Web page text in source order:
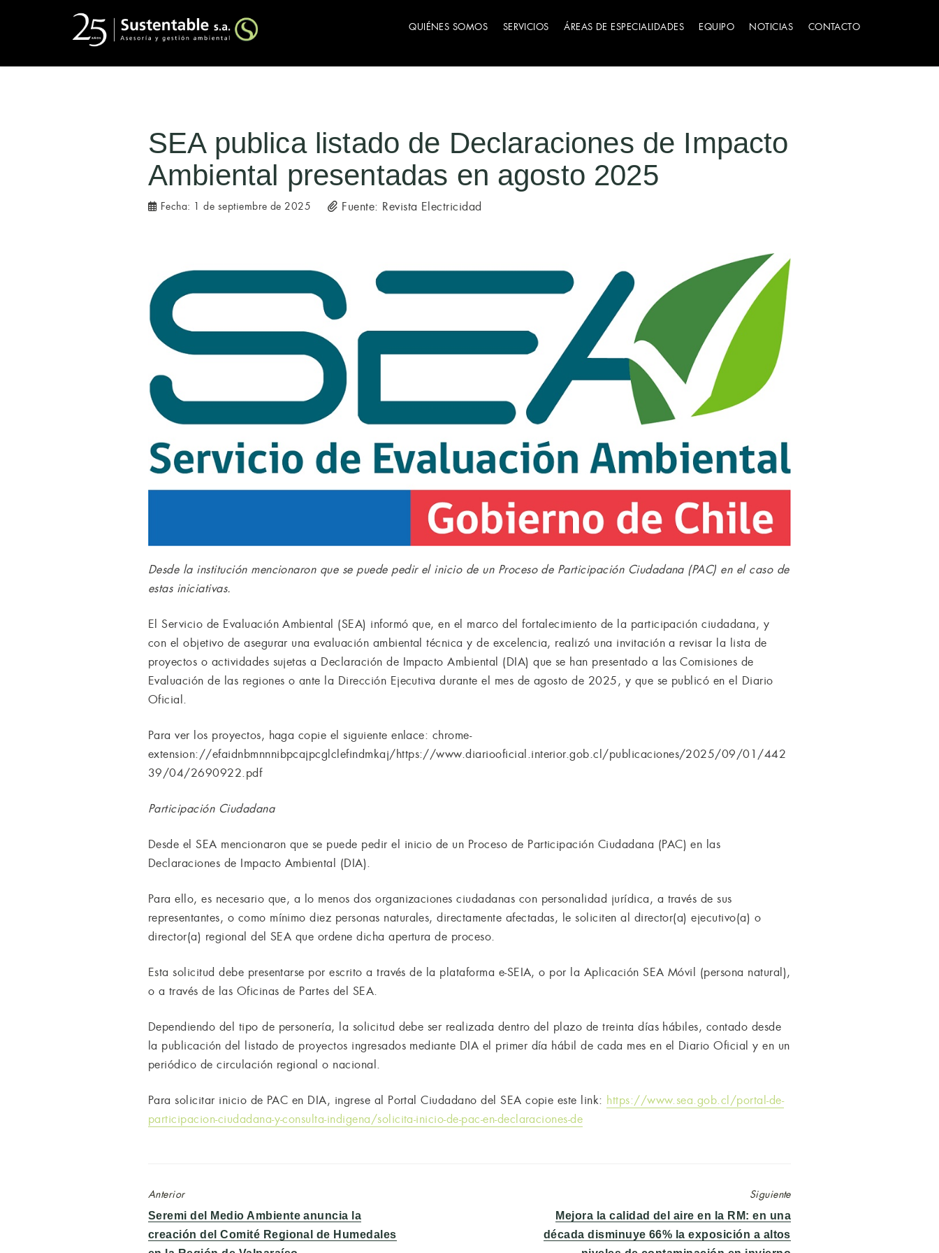
QUIÉNES SOMOS SERVICIOS ÁREAS DE ESPECIALIDADES EQUIPO NOTICIAS CONTACTO
SEA publica listado de Declaraciones de Impacto
Ambiental presentadas en agosto 2025
Fecha: 1 de septiembre de 2025 Fuente: Revista Electricidad
Desde la institución mencionaron que se puede pedir el inicio de un Proceso de Participación Ciudadana (PAC) en el caso de
estas iniciativas.
El Servicio de Evaluación Ambiental (SEA) informó que, en el marco del fortalecimiento de la participación ciudadana, y
con el objetivo de asegurar una evaluación ambiental técnica y de excelencia, realizó una invitación a revisar la lista de
proyectos o actividades sujetas a Declaración de Impacto Ambiental (DIA) que se han presentado a las Comisiones de
Evaluación de las regiones o ante la Dirección Ejecutiva durante el mes de agosto de 2025, y que se publicó en el Diario
Oficial.
Para ver los proyectos, haga copie el siguiente enlace: chrome-
extension://efaidnbmnnnibpcajpcglclefindmkaj/https://www.diariooficial.interior.gob.cl/publicaciones/2025/09/01/442
39/04/2690922.pdf
Participación Ciudadana
Desde el SEA mencionaron que se puede pedir el inicio de un Proceso de Participación Ciudadana (PAC) en las
Declaraciones de Impacto Ambiental (DIA).
Para ello, es necesario que, a lo menos dos organizaciones ciudadanas con personalidad jurídica, a través de sus
representantes, o como mínimo diez personas naturales, directamente afectadas, le soliciten al director(a) ejecutivo(a) o
director(a) regional del SEA que ordene dicha apertura de proceso.
Esta solicitud debe presentarse por escrito a través de la plataforma e-SEIA, o por la Aplicación SEA Móvil (persona natural),
o a través de las Oficinas de Partes del SEA.
Dependiendo del tipo de personería, la solicitud debe ser realizada dentro del plazo de treinta días hábiles, contado desde
la publicación del listado de proyectos ingresados mediante DIA el primer día hábil de cada mes en el Diario Oficial y en un
periódico de circulación regional o nacional.
Para solicitar inicio de PAC en DIA, ingrese al Portal Ciudadano del SEA copie este link: https://www.sea.gob.cl/portal-de-
participacion-ciudadana-y-consulta-indigena/solicita-inicio-de-pac-en-declaraciones-de
Anterior
Entrada
anterior:
Seremi del Medio Ambiente anuncia la
creación del Comité Regional de Humedales
Siguiente
Entrada
siguiente:
Mejora la calidad del aire en la RM: en una
década disminuye 66% la exposición a altos